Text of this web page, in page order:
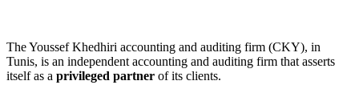
The Youssef Khedhiri accounting and auditing firm (CKY), in
Tunis, is an independent accounting and auditing firm that asserts
itself as a privileged partner of its clients.